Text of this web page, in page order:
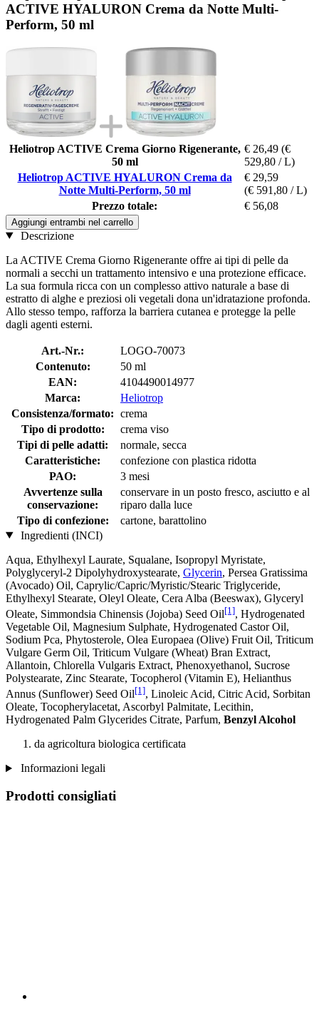
ACTIVE HYALURON Crema da Notte Multi-
Perform, 50 ml
Heliotrop ACTIVE Crema Giorno Rigenerante,
50 ml
€ 26,49 (€
529,80 / L)
Heliotrop ACTIVE HYALURON Crema da
Notte Multi-Perform, 50 ml
€ 29,59
(€ 591,80 / L)
Prezzo totale:
€ 56,08
Aggiungi entrambi nel carrello
Descrizione
La ACTIVE Crema Giorno Rigenerante offre ai tipi di pelle da
normali a secchi un trattamento intensivo e una protezione efficace.
La sua formula ricca con un complesso attivo naturale a base di
estratto di alghe e preziosi oli vegetali dona un'idratazione profonda.
Allo stesso tempo, rafforza la barriera cutanea e protegge la pelle
dagli agenti esterni.
Art.-Nr.:
LOGO-70073
Contenuto:
50 ml
EAN:
4104490014977
Marca:
Heliotrop
Consistenza/formato: crema
Tipo di prodotto:
crema viso
Tipi di pelle adatti:
normale, secca
Caratteristiche:
confezione con plastica ridotta
PAO:
3 mesi
Avvertenze sulla
conservazione:
conservare in un posto fresco, asciutto e al
riparo dalla luce
Tipo di confezione:
cartone, barattolino
Ingredienti (INCI)
Aqua, Ethylhexyl Laurate, Squalane, Isopropyl Myristate,
Polyglyceryl-2 Dipolyhydroxystearate, Glycerin, Persea Gratissima
(Avocado) Oil, Caprylic/Capric/Myristic/Stearic Triglyceride,
Ethylhexyl Stearate, Oleyl Oleate, Cera Alba (Beeswax), Glyceryl
Oleate, Simmondsia Chinensis (Jojoba) Seed Oil[1], Hydrogenated
Vegetable Oil, Magnesium Sulphate, Hydrogenated Castor Oil,
Sodium Pca, Phytosterole, Olea Europaea (Olive) Fruit Oil, Triticum
Vulgare Germ Oil, Triticum Vulgare (Wheat) Bran Extract,
Allantoin, Chlorella Vulgaris Extract, Phenoxyethanol, Sucrose
Polystearate, Zinc Stearate, Tocopherol (Vitamin E), Helianthus
Annus (Sunflower) Seed Oil[1], Linoleic Acid, Citric Acid, Sorbitan
Oleate, Tocopherylacetat, Ascorbyl Palmitate, Lecithin,
Hydrogenated Palm Glycerides Citrate, Parfum, Benzyl Alcohol
da agricoltura biologica certificata
Informazioni legali
Prodotti consigliati